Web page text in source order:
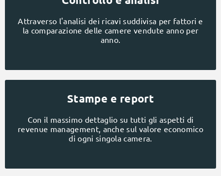
Attraverso l'analisi dei ricavi suddivisa per fattori e
la comparazione delle camere vendute anno per
anno.
Stampe e report
Con il massimo dettaglio su tutti gli aspetti di
revenue management, anche sul valore economico
di ogni singola camera.